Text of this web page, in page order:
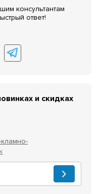
консультантам
ответ!
и скидках